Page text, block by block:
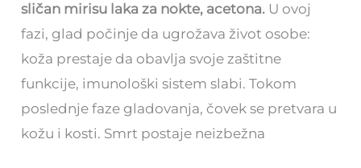
sličan mirisu laka za nokte, acetona. U ovoj
fazi, glad počinje da ugrožava život osobe:
koža prestaje da obavlja svoje zaštitne
funkcije, imunološki sistem slabi. Tokom
poslednje faze gladovanja, čovek se pretvara u
kožu i kosti. Smrt postaje neizbežna